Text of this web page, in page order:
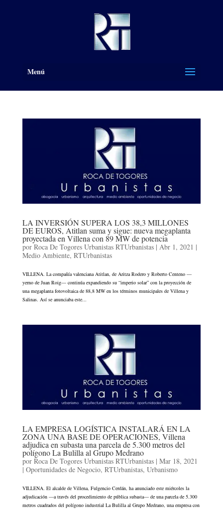
Menú
LA INVERSIÓN SUPERA LOS 38,3 MILLONES
DE EUROS, Atitlan suma y sigue: nueva megaplanta
proyectada en Villena con 89 MW de potencia
porRoca De Togores Urbanistas RTUrbanistas| Abr 1, 2021 |
Medio Ambiente, RTUrbanistas
VILLENA. La compañía valenciana Atitlan, de Aritza Rodero y Roberto Centeno —
yerno de Juan Roig— continúa expandiendo su “imperio solar” con la proyección de
una megaplanta fotovoltaica de 88,8 MW en los términos municipales de Villena y
Salinas. Así se anunciaba este...
LA EMPRESA LOGÍSTICA INSTALARÁ EN LA
ZONA UNA BASE DE OPERACIONES, Villena
adjudica en subasta una parcela de 5.300 metros del
polígono La Bulilla al Grupo Medrano
por Roca De Togores Urbanistas RTUrbanistas| Mar 18, 2021
| Oportunidades de Negocio, RTUrbanistas, Urbanismo
VILLENA. El alcalde de Villena, Fulgencio Cerdán, ha anunciado este miércoles la
adjudicación —a través del procedimiento de pública subasta— de una parcela de 5.300
metros cuadrados del polígono industrial La Bulilla al Grupo Medrano, una empresa con